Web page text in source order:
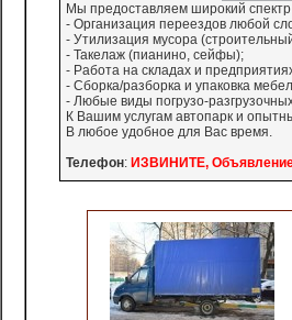
Мы предоставляем широкий спектр
- Организация переездов любой
- Утилизация мусора
- Такелаж (пианино, сейфы);
- Работа на складах и
- Сборка/разборка и упаковка
- Любые виды погрузо-
К Вашим услугам автопарк и
В любое удобное для Вас время.
Телефон: ИЗВИНИТЕ,